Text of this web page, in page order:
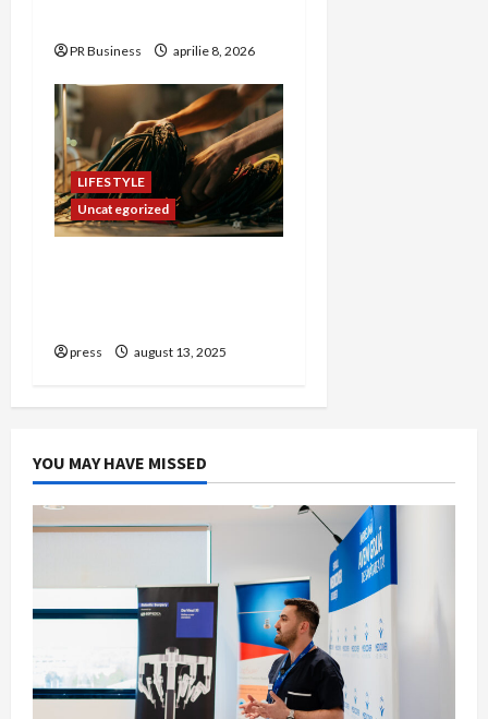
PR Business aprilie 8, 2026
LIFESTYLE
Uncategorized
press august 13, 2025
YOU MAY HAVE MISSED